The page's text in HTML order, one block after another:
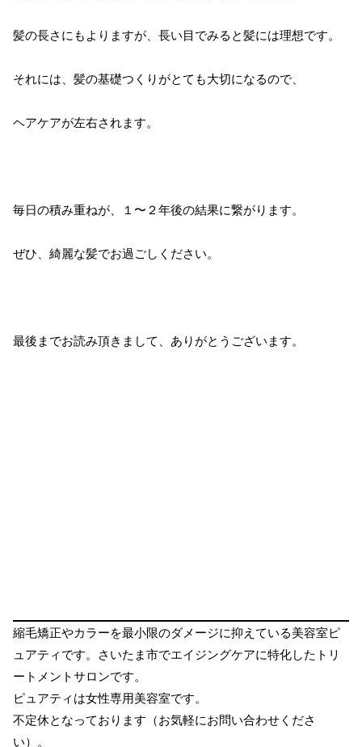
髪の長さにもよりますが、長い目でみると髪には理想です。
それには、髪の基礎つくりがとても大切になるので、
ヘアケアが左右されます。
毎日の積み重ねが、１〜２年後の結果に繋がります。
ぜひ、綺麗な髪でお過ごしください。
最後までお読み頂きまして、ありがとうございます。
縮毛矯正やカラーを最小限のダメージに抑えている美容室ピ
ュアティです。さいたま市でエイジングケアに特化したトリ
ートメントサロンです。
ピュアティは女性専用美容室です。
不定休となっております（お気軽にお問い合わせくださ
い）。